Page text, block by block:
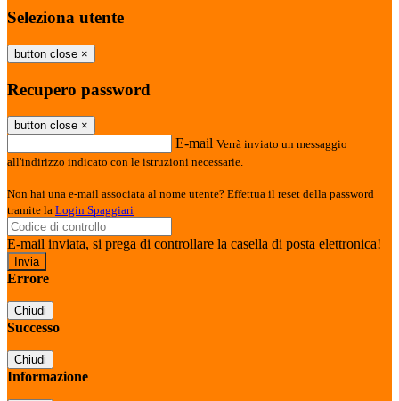
Seleziona utente
button close ×
Recupero password
button close ×
E-mail Verrà inviato un messaggio
all'indirizzo indicato con le istruzioni necessarie.
Non hai una e-mail associata al nome utente? Effettua il reset della password
tramite la Login Spaggiari
E-mail inviata, si prega di controllare la casella di posta elettronica!
Errore
Chiudi
Successo
Chiudi
Informazione